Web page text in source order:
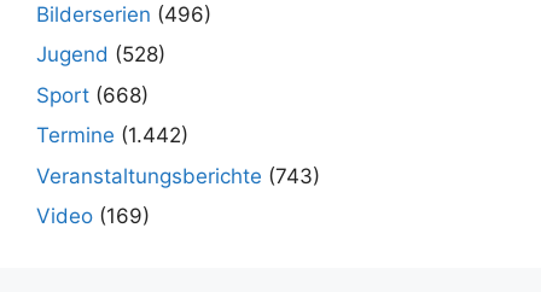
Bilderserien (496)
Jugend (528)
Sport (668)
Termine (1.442)
Veranstaltungsberichte (743)
Video (169)